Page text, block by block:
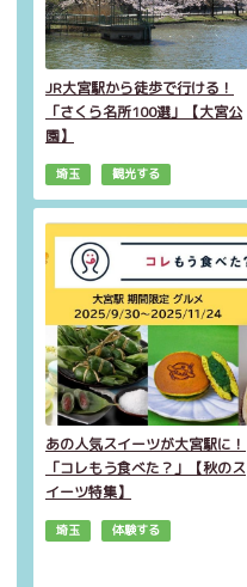
JR大宮駅から徒歩で行ける！
「さくら名所100選」【大宮公
園】
埼玉 観光する
あの人気スイーツが大宮駅に！
「コレもう食べた？」【秋のス
イーツ特集】
埼玉 体験する